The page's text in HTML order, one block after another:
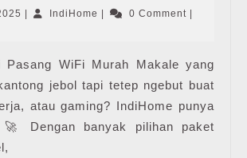
Murah
Maret
| IndiHome IndiHome
| 0 Comment |
Pasang WiFi Murah Makale yang
jebol tapi tetep ngebut buat
atau gaming? IndiHome punya
🚀 Dengan banyak pilihan paket